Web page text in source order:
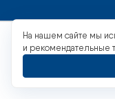
На нашем сайте мы
и рекомендательные